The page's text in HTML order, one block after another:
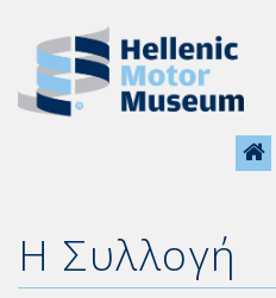
Η Συλλογή